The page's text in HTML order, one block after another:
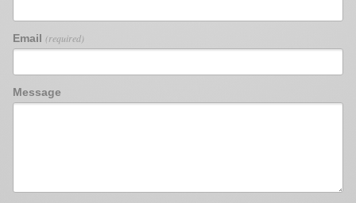
Email (required)
Message